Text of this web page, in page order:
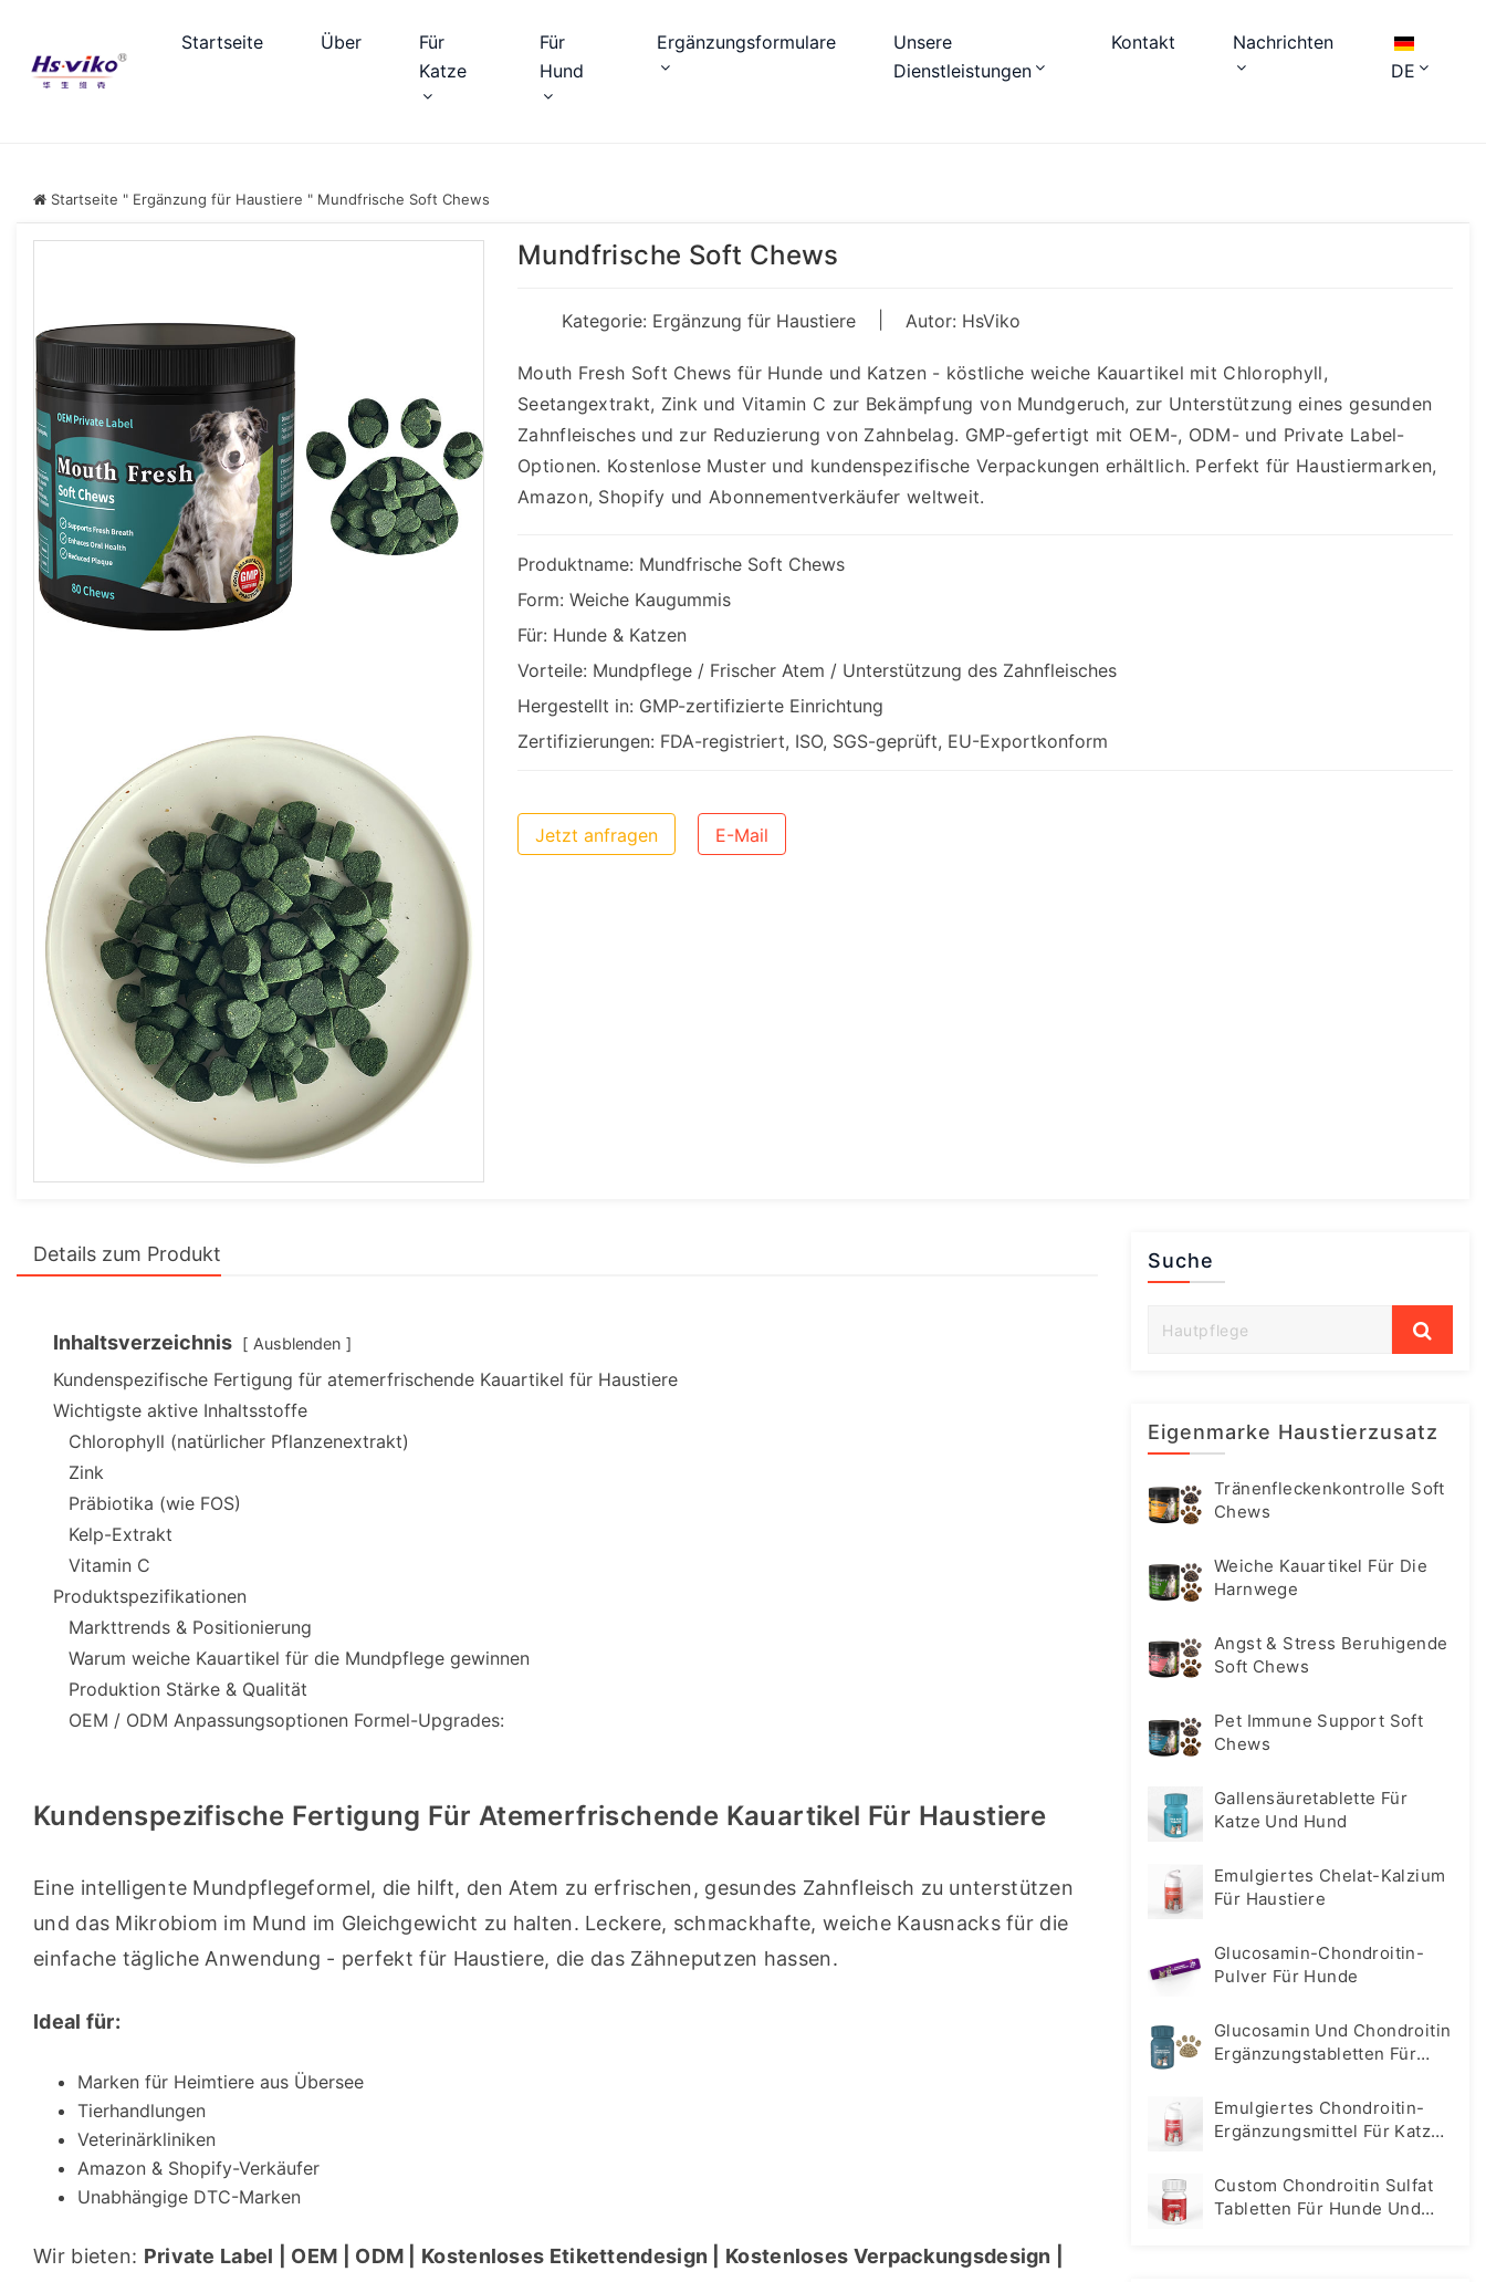
Startseite Über
Für
Katze
Für
Hund
Ergänzungsformulare
Unsere
Dienstleistungen
Kontakt
Nachrichten
DE
Startseite " Ergänzung für Haustiere " Mundfrische Soft Chews
Mundfrische Soft Chews
Kategorie: Ergänzung für Haustiere Autor: HsViko
Mouth Fresh Soft Chews für Hunde und Katzen - köstliche weiche Kauartikel mit Chlorophyll,
Seetangextrakt, Zink und Vitamin C zur Bekämpfung von Mundgeruch, zur Unterstützung eines gesunden
Zahnfleisches und zur Reduzierung von Zahnbelag. GMP-gefertigt mit OEM-, ODM- und Private Label-
Optionen. Kostenlose Muster und kundenspezifische Verpackungen erhältlich. Perfekt für Haustiermarken,
Amazon, Shopify und Abonnementverkäufer weltweit.
Produktname: Mundfrische Soft Chews
Form: Weiche Kaugummis
Für: Hunde & Katzen
Vorteile: Mundpflege / Frischer Atem / Unterstützung des Zahnfleisches
Hergestellt in: GMP-zertifizierte Einrichtung
Zertifizierungen: FDA-registriert, ISO, SGS-geprüft, EU-Exportkonform
Jetzt anfragen E-Mail
Details zum Produkt
Inhaltsverzeichnis Ausblenden
Kundenspezifische Fertigung für atemerfrischende Kauartikel für Haustiere
Wichtigste aktive Inhaltsstoffe
Chlorophyll (natürlicher Pflanzenextrakt)
Zink
Präbiotika (wie FOS)
Kelp-Extrakt
Vitamin C
Produktspezifikationen
Markttrends & Positionierung
Warum weiche Kauartikel für die Mundpflege gewinnen
Produktion Stärke & Qualität
OEM / ODM Anpassungsoptionen Formel-Upgrades:
Kundenspezifische Fertigung Für Atemerfrischende Kauartikel Für Haustiere
Eine intelligente Mundpflegeformel, die hilft, den Atem zu erfrischen, gesundes Zahnfleisch zu unterstützen
und das Mikrobiom im Mund im Gleichgewicht zu halten. Leckere, schmackhafte, weiche Kausnacks für die
einfache tägliche Anwendung - perfekt für Haustiere, die das Zähneputzen hassen.
Ideal für:
Marken für Heimtiere aus Übersee
Tierhandlungen
Veterinärkliniken
Amazon & Shopify-Verkäufer
Unabhängige DTC-Marken
Wir bieten: Private Label | OEM | ODM | Kostenloses Etikettendesign | Kostenloses Verpackungsdesign |
Suche
Eigenmarke Haustierzusatz
Tränenfleckenkontrolle Soft
Chews
Weiche Kauartikel Für Die
Harnwege
Angst & Stress Beruhigende
Soft Chews
Pet Immune Support Soft
Chews
Gallensäuretablette Für
Katze Und Hund
Emulgiertes Chelat-Kalzium
Für Haustiere
Glucosamin-Chondroitin-
Pulver Für Hunde
Glucosamin Und Chondroitin
Ergänzungstabletten Für
Emulgiertes Chondroitin-
Ergänzungsmittel Für Katzen
Custom Chondroitin Sulfat
Tabletten Für Hunde Und